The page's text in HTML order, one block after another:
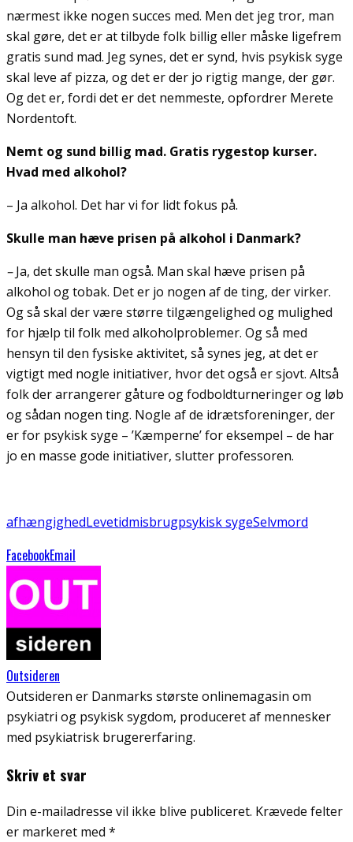
nærmest ikke nogen succes med. Men det jeg tror, man
skal gøre, det er at tilbyde folk billig eller måske ligefrem
gratis sund mad. Jeg synes, det er synd, hvis psykisk syge
skal leve af pizza, og det er der jo rigtig mange, der gør.
Og det er, fordi det er det nemmeste, opfordrer Merete
Nordentoft.
Nemt og sund billig mad. Gratis rygestop kurser.
Hvad med alkohol?
– Ja alkohol. Det har vi for lidt fokus på.
Skulle man hæve prisen på alkohol i Danmark?
–Ja, det skulle man også. Man skal hæve prisen på
alkohol og tobak. Det er jo nogen af de ting, der virker.
Og så skal der være større tilgængelighed og mulighed
for hjælp til folk med alkoholproblemer. Og så med
hensyn til den fysiske aktivitet, så synes jeg, at det er
vigtigt med nogle initiativer, hvor det også er sjovt. Altså
folk der arrangerer gåture og fodboldturneringer og løb
og sådan nogen ting. Nogle af de idrætsforeninger, der
er for psykisk syge – ’Kæmperne’ for eksempel – de har
jo en masse gode initiativer, slutter professoren.
afhængighedLevetidmisbrugpsykisk sygeSelvmord
FacebookEmail
Outsideren
Outsideren er Danmarks største onlinemagasin om
psykiatri og psykisk sygdom, produceret af mennesker
med psykiatrisk brugererfaring.
Skriv et svar
Din e-mailadresse vil ikke blive publiceret. Krævede felter
er markeret med *